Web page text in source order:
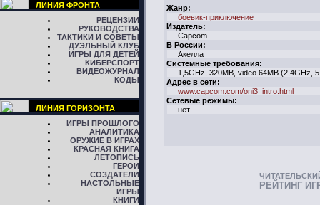
ЛИНИЯ ФРОНТА
РЕЦЕНЗИИ
РУКОВОДСТВА
ТАКТИКИ И СОВЕТЫ
ДУЭЛЬНЫЙ КЛУБ
ИГРЫ ДЛЯ ДЕТЕЙ
КИБЕРСПОРТ
ВИДЕОЖУРНАЛ
КОДЫ
ЛИНИЯ ГОРИЗОНТА
ИГРЫ ПРОШЛОГО
АНАЛИТИКА
ОРУЖИЕ В ИГРАХ
КРАСНАЯ КНИГА
ЛЕТОПИСЬ
ГЕРОИ
СОЗДАТЕЛИ
НАСТОЛЬНЫЕ
ИГРЫ
КНИГИ
Жанр:
боевик-приключение
Издатель:
Capcom
В России:
Акелла
Системные требования:
1,5GHz, 320MB, video 64MB (2,4GHz,
Адрес в сети:
www.capcom.com/oni3_intro.html
Сетевые режимы:
нет
РЕЙТИНГ